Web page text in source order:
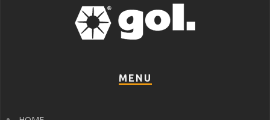
MENU